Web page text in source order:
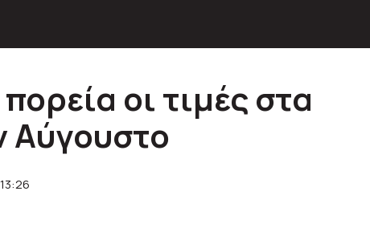
οι τιμές στα
Αύγουστο